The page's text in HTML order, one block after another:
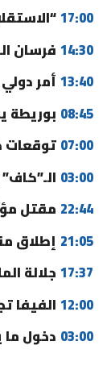
17:00
14:30 فرسان
13:40 أمر
08:45 بوريطة
07:00 توقعات
03:00
22:44 مقتل
21:05 إطلاق
17:37 جلالة
12:00 الفيفا
03:00 دخول ما يفوق 2,7